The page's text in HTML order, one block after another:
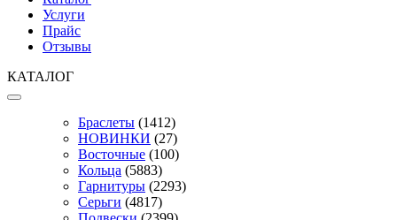
Услуги
Прайс
Отзывы
КАТАЛОГ
Браслеты (1412)
НОВИНКИ (27)
Восточные (100)
Кольца (5883)
Гарнитуры (2293)
Серьги (4817)